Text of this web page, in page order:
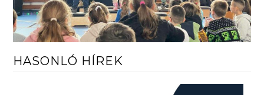
HASONLÓ HÍREK